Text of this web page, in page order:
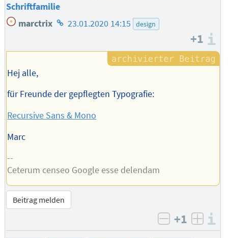
Schriftfamilie
marctrix Homepage
Autors
23.01.2020 14:15 design
+1
Hej alle,
für Freunde der gepflegten Typografie:
Recursive Sans & Mono
Marc
--
Ceterum censeo Google esse delendam
Beitrag melden
negativ
+1